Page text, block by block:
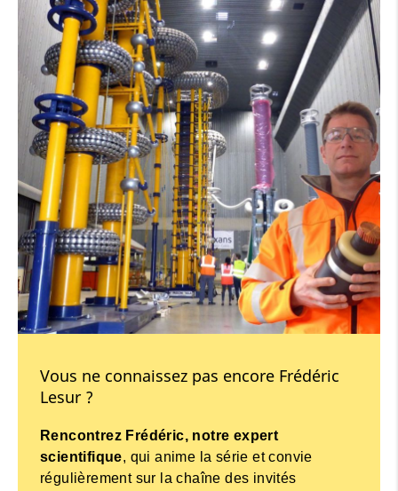
Vous ne connaissez pas encore Frédéric
Lesur ?
Rencontrez Frédéric, notre expert
scientifique, qui anime la série et convie
régulièrement sur la chaîne des invités